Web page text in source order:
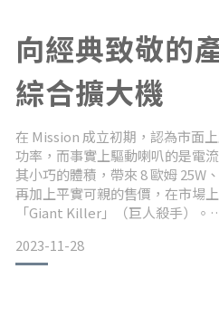
向經典致敬的
綜合擴大機
在 Mission 成立初期，認為市面
功率，而事實上驅動喇叭的是電
其小巧的體積，帶來 8 歐姆 25W
再加上平實可親的售價，在市場
「Giant Killer」（巨人殺手）。
現今的 778X 在外型上仍保有當年
的深度，大而醒目的圓形旋鈕，
2023-11-28